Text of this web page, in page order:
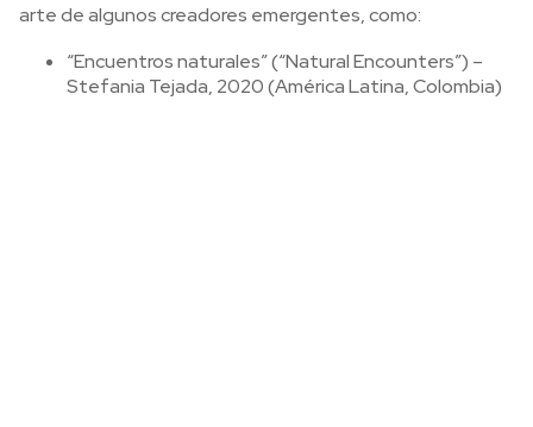
arte de algunos creadores emergentes, como:
“Encuentros naturales” (“Natural Encounters”) –
Stefania Tejada, 2020 (América Latina, Colombia)